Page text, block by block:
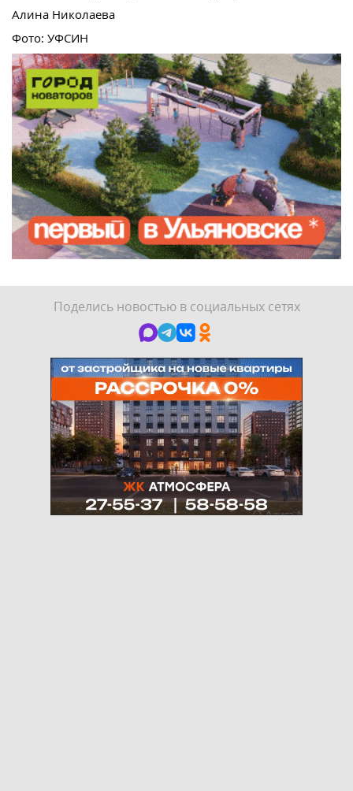
Алина Николаева
Фото: УФСИН
Поделись новостью в социальных сетях